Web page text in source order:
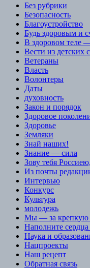
Без рубрики
Безопасность
Благоустройство
Будь здоровым и
В здоровом теле
Вести из детских
Ветераны
Власть
Волонтеры
Даты
духовность
Закон и порядок
Здоровое
Здоровье
Земляки
Знай наших!
Знание — сила
Зову тебя
Из почты
Интервью
Конкурс
Культура
молодежь
Мы — за крепкую
Наполните
Наука и
Нацпроекты
Наш рецепт
Обратная связь